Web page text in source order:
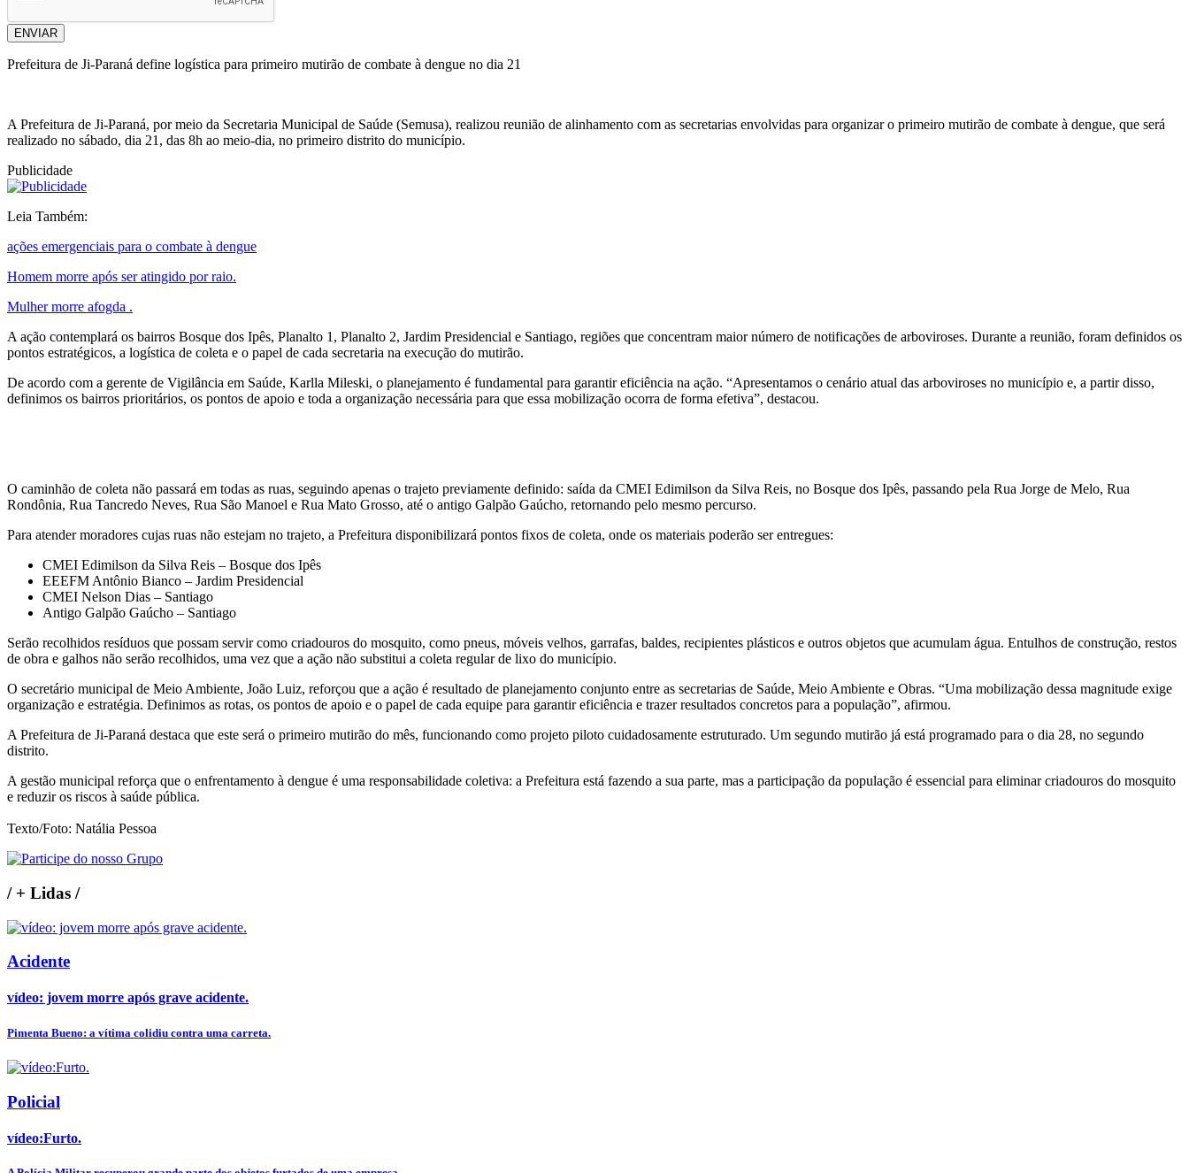
ENVIAR
Prefeitura de Ji-Paraná define logística para primeiro mutirão de combate à dengue no dia 21
A Prefeitura de Ji-Paraná, por meio da Secretaria Municipal de Saúde (Semusa), realizou reunião de alinhamento com as secretarias envolvidas para organizar o primeiro mutirão de combate à dengue, que será
realizado no sábado, dia 21, das 8h ao meio-dia, no primeiro distrito do município.
Publicidade
Leia Também:
ações emergenciais para o combate à dengue
Homem morre após ser atingido por raio.
Mulher morre afogda .
A ação contemplará os bairros Bosque dos Ipês, Planalto 1, Planalto 2, Jardim Presidencial e Santiago, regiões que concentram maior número de notificações de arboviroses. Durante a reunião, foram definidos os
pontos estratégicos, a logística de coleta e o papel de cada secretaria na execução do mutirão.
De acordo com a gerente de Vigilância em Saúde, Karlla Mileski, o planejamento é fundamental para garantir eficiência na ação. “Apresentamos o cenário atual das arboviroses no município e, a partir disso,
definimos os bairros prioritários, os pontos de apoio e toda a organização necessária para que essa mobilização ocorra de forma efetiva”, destacou.
O caminhão de coleta não passará em todas as ruas, seguindo apenas o trajeto previamente definido: saída da CMEI Edimilson da Silva Reis, no Bosque dos Ipês, passando pela Rua Jorge de Melo, Rua
Rondônia, Rua Tancredo Neves, Rua São Manoel e Rua Mato Grosso, até o antigo Galpão Gaúcho, retornando pelo mesmo percurso.
Para atender moradores cujas ruas não estejam no trajeto, a Prefeitura disponibilizará pontos fixos de coleta, onde os materiais poderão ser entregues:
CMEI Edimilson da Silva Reis – Bosque dos Ipês
EEEFM Antônio Bianco – Jardim Presidencial
CMEI Nelson Dias – Santiago
Antigo Galpão Gaúcho – Santiago
Serão recolhidos resíduos que possam servir como criadouros do mosquito, como pneus, móveis velhos, garrafas, baldes, recipientes plásticos e outros objetos que acumulam água. Entulhos de construção, restos
de obra e galhos não serão recolhidos, uma vez que a ação não substitui a coleta regular de lixo do município.
O secretário municipal de Meio Ambiente, João Luiz, reforçou que a ação é resultado de planejamento conjunto entre as secretarias de Saúde, Meio Ambiente e Obras. “Uma mobilização dessa magnitude exige
organização e estratégia. Definimos as rotas, os pontos de apoio e o papel de cada equipe para garantir eficiência e trazer resultados concretos para a população”, afirmou.
A Prefeitura de Ji-Paraná destaca que este será o primeiro mutirão do mês, funcionando como projeto piloto cuidadosamente estruturado. Um segundo mutirão já está programado para o dia 28, no segundo
distrito.
A gestão municipal reforça que o enfrentamento à dengue é uma responsabilidade coletiva: a Prefeitura está fazendo a sua parte, mas a participação da população é essencial para eliminar criadouros do mosquito
e reduzir os riscos à saúde pública.
Texto/Foto: Natália Pessoa
/+ Lidas /
Acidente
vídeo: jovem morre após grave acidente.
Pimenta Bueno: a vítima colidiu contra uma carreta.
Policial
vídeo:Furto.